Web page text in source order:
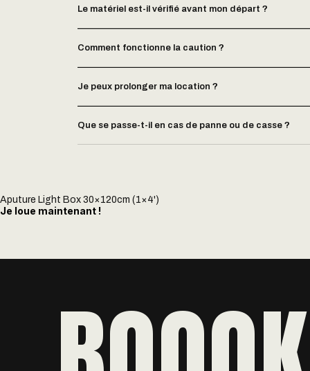
Le matériel est-il vérifié avant mon départ ?
Comment fonctionne la caution ?
Je peux prolonger ma location ?
Que se passe-t-il en cas de panne ou de casse ?
Aputure Light Box 30×120cm (1×4')
Je loue maintenant !